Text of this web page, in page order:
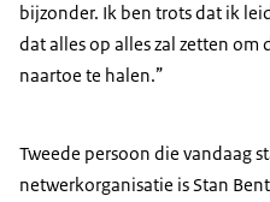
bijzonder. Ik ben trots dat ik
dat alles op alles zal zetten om
naartoe te halen.”
Tweede persoon die vandaag
netwerkorganisatie is Stan